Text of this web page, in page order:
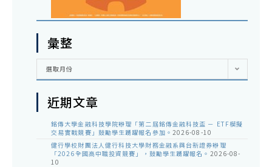
彙整
彙
選取月份
近期文章
銘傳大學金融科技學院辦理「第二屆銘傳金融科技盃 － ETF模擬
交易實戰競賽」鼓勵學生踴躍報名參加。 2026-08-10
健行學校財團法人健行科技大學財務金融系與台新證券辦理
「2026全國高中職投資競賽」，鼓勵學生踴躍報名。 2026-08-
10